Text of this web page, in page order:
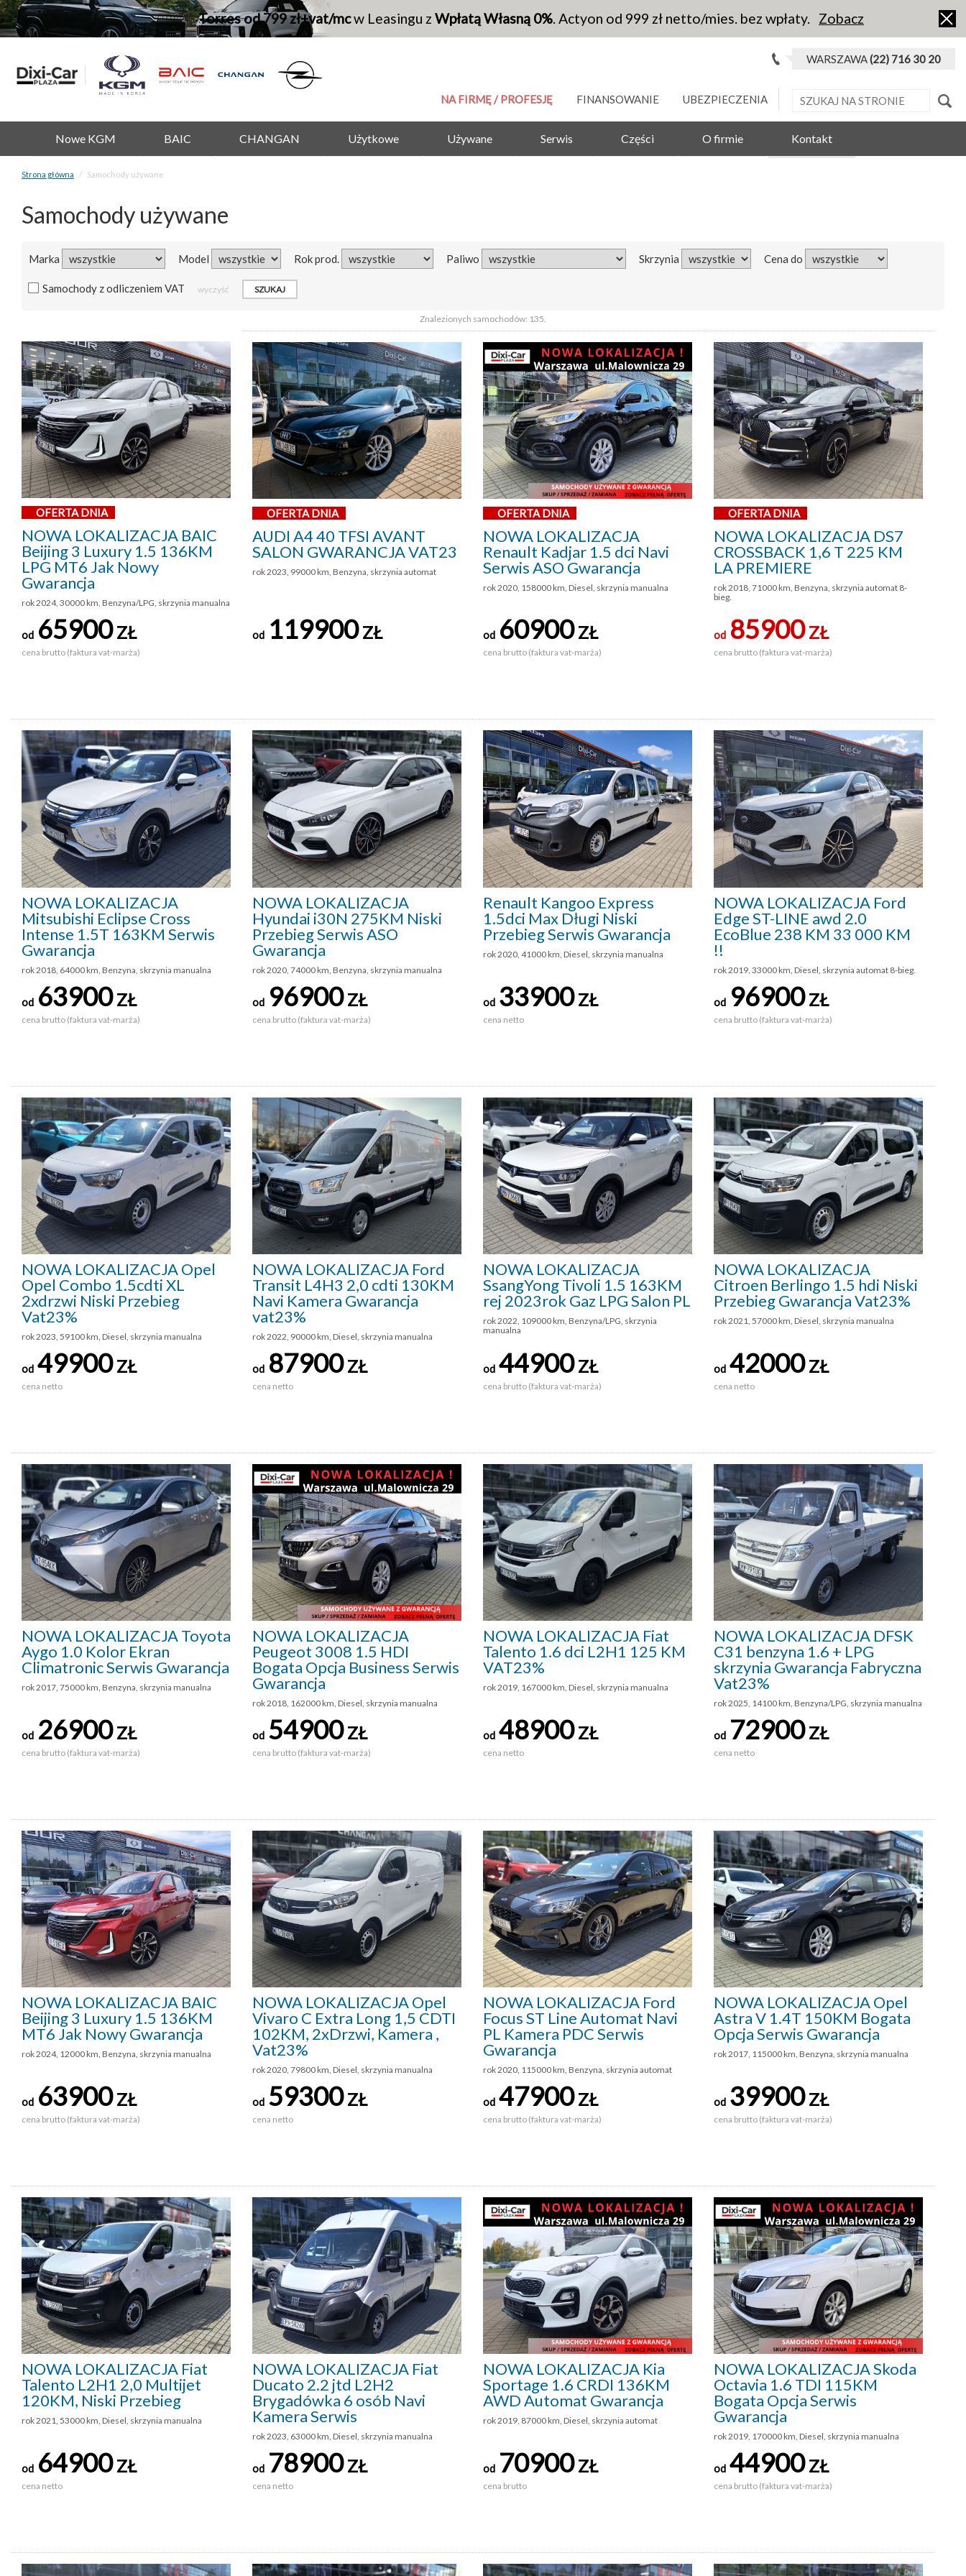
Torres od 799 zł+vat/mcw Leasingu z Wpłatą Własną 0%. Actyon od 999 zł netto/mies. bez wpłaty. Zobacz
WARSZAWA(22) 716 30 20
NA FIRMĘ / PROFESJĘ FINANSOWANIE UBEZPIECZENIA
Nowe KGM BAIC CHANGAN Użytkowe Używane Serwis Części O firmie Kontakt
Strona główna Samochody używane
Samochody używane
Marka Model Rok prod. Paliwo Skrzynia Cena do
Samochody z odliczeniem VAT wyczyść
Znalezionych samochodów: 135.
OFERTA DNIA
NOWA LOKALIZACJA BAIC
Beijing 3 Luxury 1.5 136KM
LPG MT6 Jak Nowy
Gwarancja
rok 2024, 30000 km, Benzyna/LPG, skrzynia manualna
od 65900ZŁ
cena brutto (faktura vat-marża)
OFERTA DNIA
AUDI A4 40 TFSI AVANT
SALON GWARANCJA VAT23
rok 2023, 99000 km, Benzyna, skrzynia automat
od 119900ZŁ
OFERTA DNIA
NOWA LOKALIZACJA
Renault Kadjar 1.5 dci Navi
Serwis ASO Gwarancja
rok 2020, 158000 km, Diesel, skrzynia manualna
od 60900ZŁ
cena brutto (faktura vat-marża)
OFERTA DNIA
NOWA LOKALIZACJA DS7
CROSSBACK 1,6 T 225 KM
LA PREMIERE
rok 2018, 71000 km, Benzyna, skrzynia automat 8-
bieg.
od 85900ZŁ
cena brutto (faktura vat-marża)
NOWA LOKALIZACJA
Mitsubishi Eclipse Cross
Intense 1.5T 163KM Serwis
Gwarancja
rok 2018, 64000 km, Benzyna, skrzynia manualna
od 63900ZŁ
cena brutto (faktura vat-marża)
NOWA LOKALIZACJA
Hyundai i30N 275KM Niski
Przebieg Serwis ASO
Gwarancja
rok 2020, 74000 km, Benzyna, skrzynia manualna
od 96900ZŁ
cena brutto (faktura vat-marża)
Renault Kangoo Express
1.5dci Max Długi Niski
Przebieg Serwis Gwarancja
rok 2020, 41000 km, Diesel, skrzynia manualna
od 33900ZŁ
cena netto
NOWA LOKALIZACJA Ford
Edge ST-LINE awd 2.0
EcoBlue 238 KM 33 000 KM
!!
rok 2019, 33000 km, Diesel, skrzynia automat 8-bieg.
od 96900ZŁ
cena brutto (faktura vat-marża)
NOWA LOKALIZACJA Opel
Opel Combo 1.5cdti XL
2xdrzwi Niski Przebieg
Vat23%
rok 2023, 59100 km, Diesel, skrzynia manualna
od 49900ZŁ
cena netto
NOWA LOKALIZACJA Ford
Transit L4H3 2,0 cdti 130KM
Navi Kamera Gwarancja
vat23%
rok 2022, 90000 km, Diesel, skrzynia manualna
od 87900ZŁ
cena netto
NOWA LOKALIZACJA
SsangYong Tivoli 1.5 163KM
rej 2023rok Gaz LPG Salon PL
rok 2022, 109000 km, Benzyna/LPG, skrzynia
manualna
od 44900ZŁ
cena brutto (faktura vat-marża)
NOWA LOKALIZACJA
Citroen Berlingo 1.5 hdi Niski
Przebieg Gwarancja Vat23%
rok 2021, 57000 km, Diesel, skrzynia manualna
od 42000ZŁ
cena netto
NOWA LOKALIZACJA Toyota
Aygo 1.0 Kolor Ekran
Climatronic Serwis Gwarancja
rok 2017, 75000 km, Benzyna, skrzynia manualna
od 26900ZŁ
cena brutto (faktura vat-marża)
NOWA LOKALIZACJA
Peugeot 3008 1.5 HDI
Bogata Opcja Business Serwis
Gwarancja
rok 2018, 162000 km, Diesel, skrzynia manualna
od 54900ZŁ
cena brutto (faktura vat-marża)
NOWA LOKALIZACJA Fiat
Talento 1.6 dci L2H1 125 KM
VAT23%
rok 2019, 167000 km, Diesel, skrzynia manualna
od 48900ZŁ
cena netto
NOWA LOKALIZACJA DFSK
C31 benzyna 1.6 + LPG
skrzynia Gwarancja Fabryczna
Vat23%
rok 2025, 14100 km, Benzyna/LPG, skrzynia manualna
od 72900ZŁ
cena netto
NOWA LOKALIZACJA BAIC
Beijing 3 Luxury 1.5 136KM
MT6 Jak Nowy Gwarancja
rok 2024, 12000 km, Benzyna, skrzynia manualna
od 63900ZŁ
cena brutto (faktura vat-marża)
NOWA LOKALIZACJA Opel
Vivaro C Extra Long 1,5 CDTI
102KM, 2xDrzwi, Kamera ,
Vat23%
rok 2020, 79800 km, Diesel, skrzynia manualna
od 59300ZŁ
cena netto
NOWA LOKALIZACJA Ford
Focus ST Line Automat Navi
PL Kamera PDC Serwis
Gwarancja
rok 2020, 115000 km, Benzyna, skrzynia automat
od 47900ZŁ
cena brutto (faktura vat-marża)
NOWA LOKALIZACJA Opel
Astra V 1.4T 150KM Bogata
Opcja Serwis Gwarancja
rok 2017, 115000 km, Benzyna, skrzynia manualna
od 39900ZŁ
cena brutto (faktura vat-marża)
NOWA LOKALIZACJA Fiat
Talento L2H1 2,0 Multijet
120KM, Niski Przebieg
rok 2021, 53000 km, Diesel, skrzynia manualna
od 64900ZŁ
cena netto
NOWA LOKALIZACJA Fiat
Ducato 2.2 jtd L2H2
Brygadówka 6 osób Navi
Kamera Serwis
rok 2023, 63000 km, Diesel, skrzynia manualna
od 78900ZŁ
cena netto
NOWA LOKALIZACJA Kia
Sportage 1.6 CRDI 136KM
AWD Automat Gwarancja
rok 2019, 87000 km, Diesel, skrzynia automat
od 70900ZŁ
cena brutto
NOWA LOKALIZACJA Skoda
Octavia 1.6 TDI 115KM
Bogata Opcja Serwis
Gwarancja
rok 2019, 170000 km, Diesel, skrzynia manualna
od 44900ZŁ
cena brutto (faktura vat-marża)